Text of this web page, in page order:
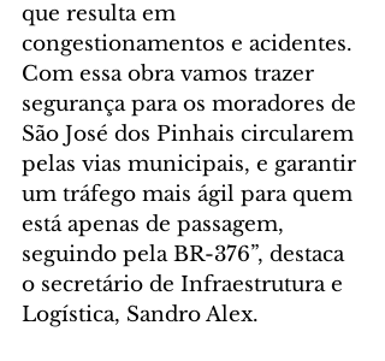
que resulta em
congestionamentos e acidentes.
Com essa obra vamos trazer
segurança para os moradores de
São José dos Pinhais circularem
pelas vias municipais, e garantir
um tráfego mais ágil para quem
está apenas de passagem,
seguindo pela BR-376”, destaca
o secretário de Infraestrutura e
Logística, Sandro Alex.